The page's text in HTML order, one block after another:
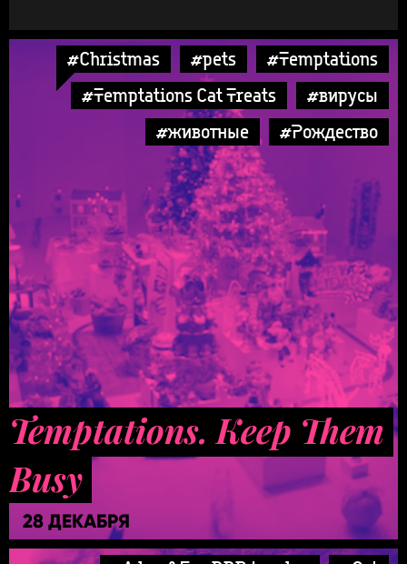
#Christmas #pets
#Temptations
#Temptations Cat Treats
#вирусы
#животные
#Рождество
Temptations. Keep Them
Busy
28 ДЕКАБРЯ